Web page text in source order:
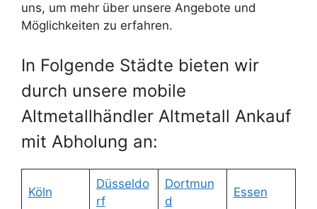
uns, um mehr über unsere Angebote und
Möglichkeiten zu erfahren.
In Folgende Städte bieten wir
durch unsere mobile
Altmetallhändler Altmetall Ankauf
mit Abholung an:
Köln
Düsseldo
rf
Dortmun
d
Essen